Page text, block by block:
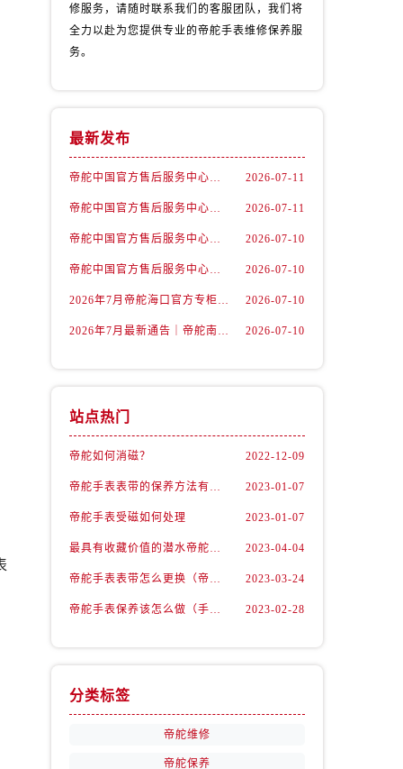
修服务，请随时联系我们的客服团队，我们将
全力以赴为您提供专业的帝舵手表维修保养服
务。
最新发布
帝舵中国官方售后服务中心｜维修地址及售后服务热线权威信息声明（2026年7月最新） 2026-07-11
帝舵中国官方售后服务中心｜全部网点地址及电话权威信息通告（2026年7月最新） 2026-07-11
帝舵中国官方售后服务中心｜官方地址与客服热线权威信息声明（2026年7月最新） 2026-07-10
帝舵中国官方售后服务中心｜详细地址与24小时客服电话权威信息声明（2026年7月最新） 2026-07-10
2026年7月帝舵海口官方专柜服务热线大全+客户咨询通道公开 2026-07-10
2026年7月最新通告｜帝舵南京官方专柜服务热线一键获取攻略 2026-07-10
站点热门
帝舵如何消磁？ 2022-12-09
帝舵手表表带的保养方法有哪些？ 2023-01-07
帝舵手表受磁如何处理 2023-01-07
最具有收藏价值的潜水帝舵腕表 2023-04-04
帝舵手表表带怎么更换（帝舵手表表带如何更换) 2023-03-24
帝舵手表保养该怎么做（手表如何保养） 2023-02-28
分类标签
帝舵维修
帝舵保养